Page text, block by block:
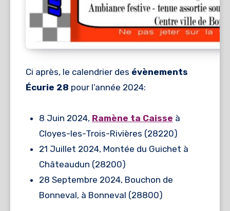
Ci après, le calendrier des évènements
Écurie 28 pour l’année 2024:
8 Juin 2024, Ramène ta Caisse à
Cloyes-les-Trois-Rivières (28220)
21 Juillet 2024, Montée du Guichet à
Châteaudun (28200)
28 Septembre 2024, Bouchon de
Bonneval, à Bonneval (28800)